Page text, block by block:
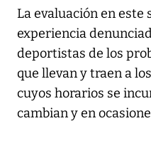
La evaluación en
experiencia
deportistas de los
que llevan y traen a
cuyos horarios se
cambian y en